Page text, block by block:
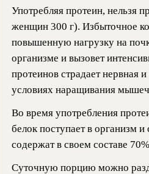
Употребляя протеин, нельзя
женщин 300 г). Избыточное
повышенную нагрузку на
организме и вызовет
протеинов страдает нервная
условиях наращивания
Во время употребления
белок поступает в организм
содержат в своем составе
Суточную порцию можно